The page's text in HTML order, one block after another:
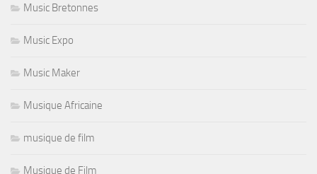
Music Bretonnes
Music Expo
Music Maker
Musique Africaine
musique de film
Musique de Film